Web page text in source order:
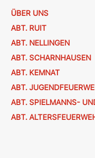
ÜBER UNS
ABT. RUIT
ABT. NELLINGEN
ABT. SCHARNHAUSEN
ABT. KEMNAT
ABT.
ABT. SPIELMANNS-
ABT.